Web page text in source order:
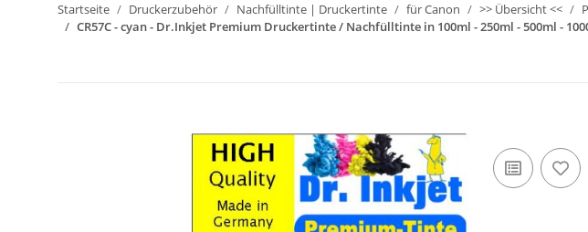
Startseite Druckerzubehör Nachfülltinte | Druckertinte für Canon >> Übersicht <<
CR57C - cyan - Dr.Inkjet Premium Druckertinte / Nachfülltinte in 100ml - 250ml - 500ml -